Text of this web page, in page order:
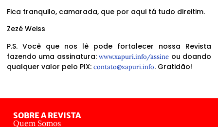
Fica tranquilo, camarada, que por aqui tá tudo direitim.
Zezé Weiss
P.S. Você que nos lê pode fortalecer nossa Revista
fazendo uma assinatura:www.xapuri.info/assine ou doando
qualquer valor pelo PIX: contato@xapuri.info. Gratidão!
SOBRE A REVISTA
Quem Somos